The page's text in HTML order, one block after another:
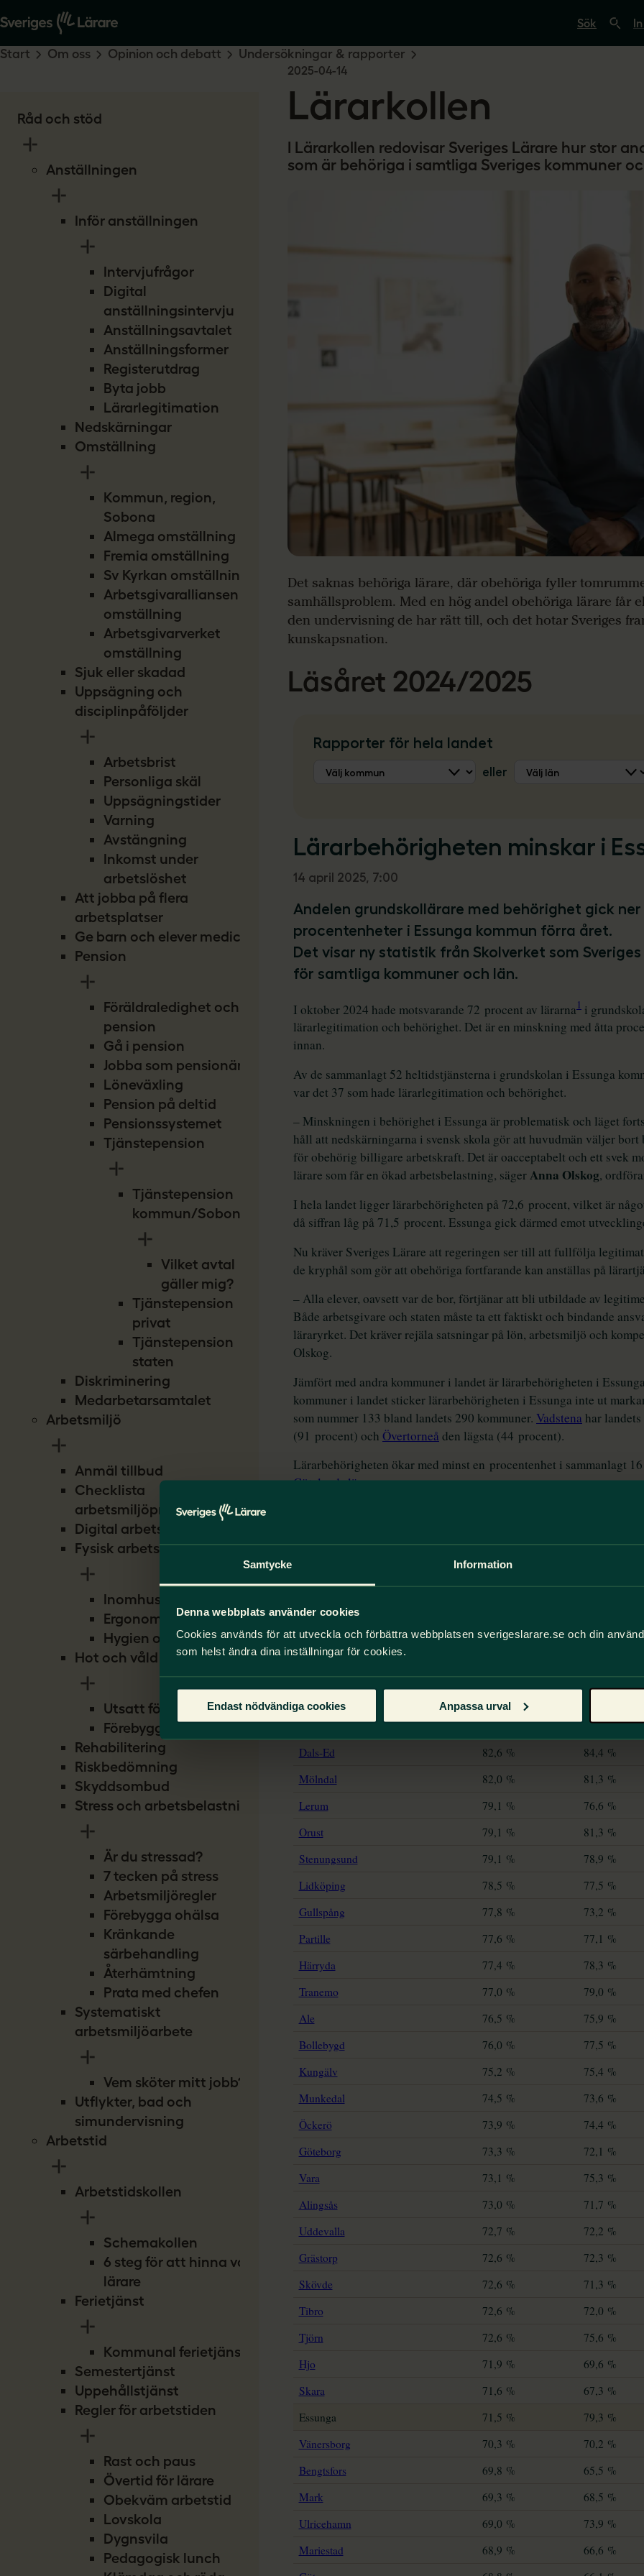
Samtycke Information
Denna webbplats använder cookies
Cookies används för att utveckla och förbättra webbplatsen sverigeslarare.se och din
som helst ändra dina inställningar för cookies.
Endast nödvändiga cookies Anpassa urval
ö
p
e
s
l
s
Råd och stöd
Anställningen
Inför anställningen
Intervjufrågor
Digital
anställningsintervju
Anställningsavtalet
Anställningsformer
Registerutdrag
Byta jobb
Lärarlegitimation
Nedskärningar
Omställning
Kommun, region,
Sobona
Almega omställning
Fremia omställning
Sv Kyrkan omställning
Arbetsgivaralliansen
omställning
Arbetsgivarverket
omställning
Sjuk eller skadad
Uppsägning och
disciplinpåföljder
Arbetsbrist
Personliga skäl
Uppsägningstider
Varning
Avstängning
Inkomst under
arbetslöshet
Att jobba på flera
arbetsplatser
Ge barn och elever medicin
Pension
Föräldraledighet och
pension
Gå i pension
Jobba som pensionär
Löneväxling
Pension på deltid
Pensionssystemet
Tjänstepension
Tjänstepension
kommun/Sobona
Vilket avtal
gäller mig?
Tjänstepension
privat
Tjänstepension
staten
Diskriminering
Medarbetarsamtalet
Arbetsmiljö
Anmäl tillbud
Checklista
arbetsmiljöproblem
Digital arbetsmiljö
Fysisk arbetsmiljö
Inomhusmiljö
Ergonomi
Hygien och smitta
Hot och våld
Utsatt för hot
Förebygg hot
Rehabilitering
Riskbedömning
Skyddsombud
Stress och arbetsbelastning
Är du stressad?
7 tecken på stress
Arbetsmiljöregler
Förebygga ohälsa
Kränkande
särbehandling
Återhämtning
Prata med chefen
Systematiskt
arbetsmiljöarbete
Vem sköter mitt jobb?
Utflykter, bad och
simundervisning
Arbetstid
Arbetstidskollen
Schemakollen
6 steg för att hinna vara
lärare
Ferietjänst
Kommunal ferietjänst
Semestertjänst
Uppehållstjänst
Regler för arbetstiden
Rast och paus
Övertid för lärare
Obekväm arbetstid
Lovskola
Dygnsvila
Pedagogisk lunch
Start Om oss Opinion och debatt Undersökningar & rapporter
2025-04-14
Lärarkollen
I Lärarkollen redovisar Sveriges Lärare hur stor
som är behöriga i samtliga Sveriges kommuner
Det saknas behöriga lärare, där obehöriga fyller
samhällsproblem. Med en hög andel obehöriga lärare får
den undervisning de har rätt till, och det hotar Sveriges
kunskapsnation.
Läsåret 2024/2025